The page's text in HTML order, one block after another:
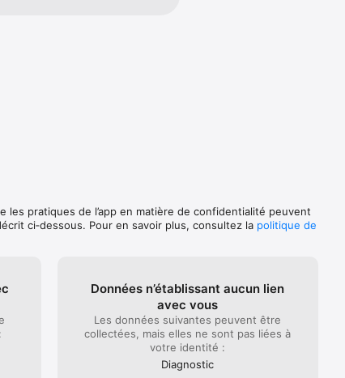
les pratiques de l’app en matière de confidentialité peuvent
ci‑dessous. Pour en savoir plus, consultez la politique de
Données n’établissant aucun lien
avec vous
Les données suivantes peuvent être
collectées, mais elles ne sont pas liées à
votre identité :
Diagnostic